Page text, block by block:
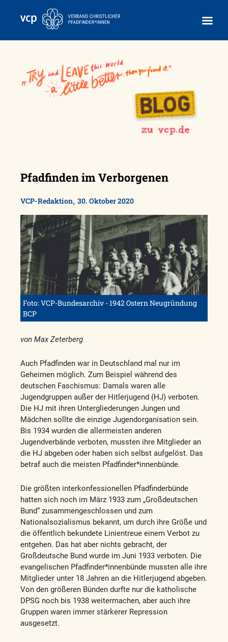
Pfadfinden im Verborgenen
VCP-Redaktion, 30. Oktober 2020
Foto: VCP-Bundesarchiv - 1942 Ostern Neugründung
BCP
von Max Zeterberg
Auch Pfadfinden war in Deutschland mal nur im
Geheimen möglich. Zum Beispiel während des
deutschen Faschismus: Damals waren alle
Jugendgruppen außer der Hitlerjugend (HJ) verboten.
Die HJ mit ihren Untergliederungen Jungen und
Mädchen sollte die einzige Jugendorganisation sein.
Bis 1934 wurden die allermeisten anderen
Jugendverbände verboten, mussten ihre Mitglieder an
die HJ abgeben oder haben sich selbst aufgelöst. Das
betraf auch die meisten Pfadfinder*innenbünde.
Die größten interkonfessionellen Pfadfinderbünde
hatten sich noch im März 1933 zum „Großdeutschen
Bund“ zusammengeschlossen und zum
Nationalsozialismus bekannt, um durch ihre Größe und
die öffentlich bekundete Linientreue einem Verbot zu
entgehen. Das hat aber nichts gebracht, der
Großdeutsche Bund wurde im Juni 1933 verboten. Die
evangelischen Pfadfinder*innenbünde mussten alle ihre
Mitglieder unter 18 Jahren an die Hitlerjugend abgeben.
Von den größeren Bünden durfte nur die katholische
DPSG noch bis 1938 weitermachen, aber auch ihre
Gruppen waren immer stärkerer Repression
ausgesetzt.